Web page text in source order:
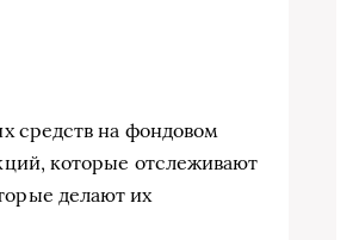
средств на фондовом
которые отслеживают
делают их